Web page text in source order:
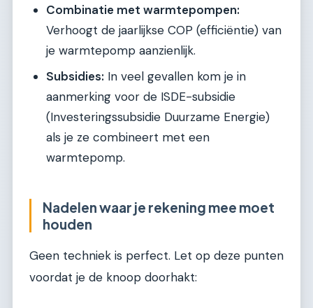
Combinatie met warmtepompen:
Verhoogt de jaarlijkse COP (efficiëntie) van
je warmtepomp aanzienlijk.
Subsidies: In veel gevallen kom je in
aanmerking voor de ISDE-subsidie
(Investeringssubsidie Duurzame Energie)
als je ze combineert met een
warmtepomp.
Nadelen waar je rekening mee moet
houden
Geen techniek is perfect. Let op deze punten
voordat je de knoop doorhakt: